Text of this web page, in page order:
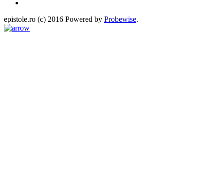
epistole.ro (c) 2016 Powered by Probewise.